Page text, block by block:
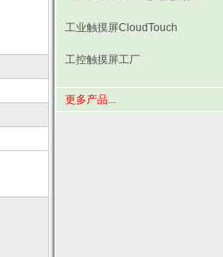
工业触摸屏CloudTouch
工控触摸屏工厂
更多产品...